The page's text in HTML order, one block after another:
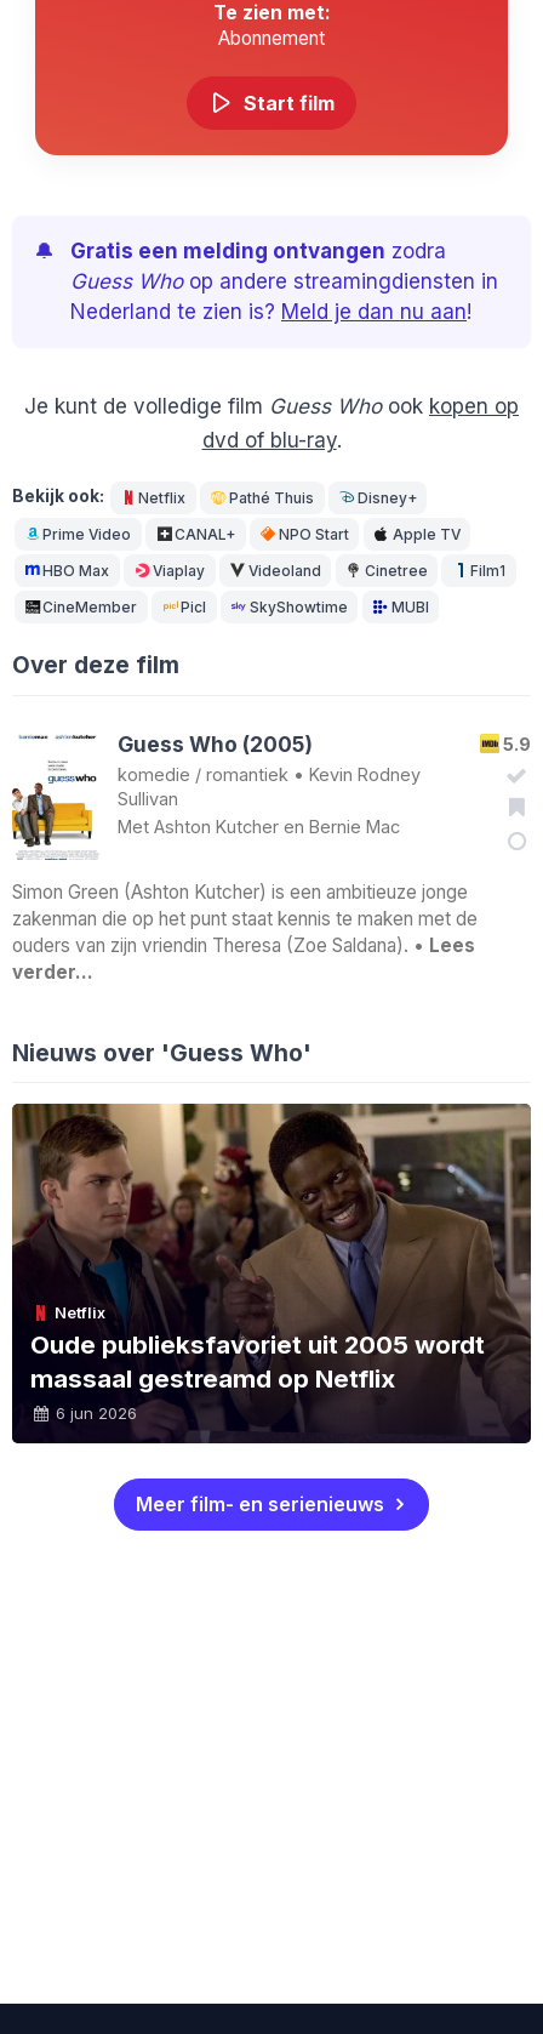
Te zien met:
Abonnement
Start film
🔔 Gratis een melding ontvangen zodra
Guess Whoop andere streamingdiensten in
Nederland te zien is? Meld je dan nu aan!
Je kunt de volledige film Guess Whoook kopen op
dvd of blu-ray.
Bekijk ook: Netflix Pathé Thuis Disney+
Prime Video CANAL+ NPO Start Apple TV
HBO Max Viaplay Videoland Cinetree Film1
CineMember Picl SkyShowtime MUBI
Over deze film
5.9
Guess Who (2005)
komedie / romantiek • Kevin Rodney
Sullivan
Met Ashton Kutcher en Bernie Mac
Simon Green (Ashton Kutcher) is een ambitieuze jonge
zakenman die op het punt staat kennis te maken met de
ouders van zijn vriendin Theresa (Zoe Saldana). • Lees
verder…
Nieuws over 'Guess Who'
Netflix
Oude publieksfavoriet uit 2005 wordt
massaal gestreamd op Netflix
6 jun 2026
Meer film- en serienieuws